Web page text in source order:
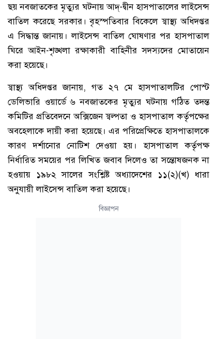
ছয় নবজাতকের মৃত্যুর ঘটনায় আদ্-দ্বীন হাসপাতালের লাইসেন্স
বাতিল করেছে সরকার। বৃহস্পতিবার বিকেলে স্বাস্থ্য অধিদপ্তর
এ সিদ্ধান্ত জানায়। লাইসেন্স বাতিল ঘোষণার পর হাসপাতাল
ঘিরে আইন-শৃঙ্খলা রক্ষাকারী বাহিনীর সদস্যদের মোতায়েন
করা হয়েছে।
স্বাস্থ্য অধিদপ্তর জানায়, গত ২৭ মে হাসপাতালটির পোস্ট
ডেলিভারি ওয়ার্ডে ৬ নবজাতকের মৃত্যুর ঘটনায় গঠিত তদন্ত
কমিটির প্রতিবেদনে অক্সিজেন স্বল্পতা ও হাসপাতাল কর্তৃপক্ষের
অবহেলাকে দায়ী করা হয়েছে। এর পরিপ্রেক্ষিতে হাসপাতালকে
কারণ দর্শানোর নোটিশ দেওয়া হয়। হাসপাতাল কর্তৃপক্ষ
নির্ধারিত সময়ের পর লিখিত জবাব দিলেও তা সন্তোষজনক না
হওয়ায় ১৯৮২ সালের সংশ্লিষ্ট অধ্যাদেশের ১১(২)(খ) ধারা
অনুযায়ী লাইসেন্স বাতিল করা হয়েছে।
বিজ্ঞাপন